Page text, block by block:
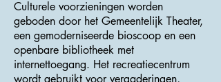
Culturele voorzieningen worden
geboden door het Gemeentelijk Theater,
een gemoderniseerde bioscoop en een
openbare bibliotheek met
internettoegang. Het recreatiecentrum
wordt gebruikt voor vergaderingen,